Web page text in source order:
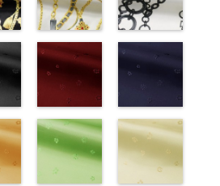
、
、
d.、
DOLCELABY、
JEANNE、
LUNAMARY、
LUNAMARY
ラージサイ
Macolina、
NUDE、
pinkywolman
C ブラック×
ホワイト
テル100％
DOLCELABY、
FairyRose
wp-
55-
柄
93-C/UN)
http://www.anys.co.jp/wp-
93-c.jpg
KKP1092-93-
ベージュ
幾何学ドット
テル100％
DOLCELABY
93-D/UN)
http://
93-d.jpg
KKP1092-93-
ピンク
100％
DOLCELABY
ク
wp-
ッ
ト柄ホワイト
(KKP1092-
137-A/UN)
http://www.anys.co.jp/wp-
137-a.jpg
KKP1092-
ホワイ
チェーン
ワイト
(KKP2090-
145-A/UN)
145-a.jpg
KKP2090-
ホワイ
チェーン
wp-
2013/05/ak203-
(AK203-
51/LT)
http://www.anys.co.jp/wp-
content/uploads/2013/05/ak203-
(AK203-
50/LT)
http://
content/uploads/